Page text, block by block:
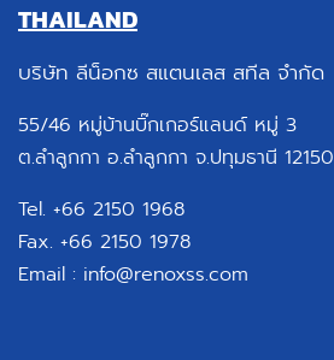
THAILAND
บริษัท ลีน็อกซ สแตนเลส สทีล จำกัด
55/46 หมู่บ้านบิ๊กเกอร์แลนด์ หมู่ 3
ต.ลำลูกกา อ.ลำลูกกา จ.ปทุมธานี 12150
Tel. +66 2150 1968
Fax. +66 2150 1978
Email : info@renoxss.com